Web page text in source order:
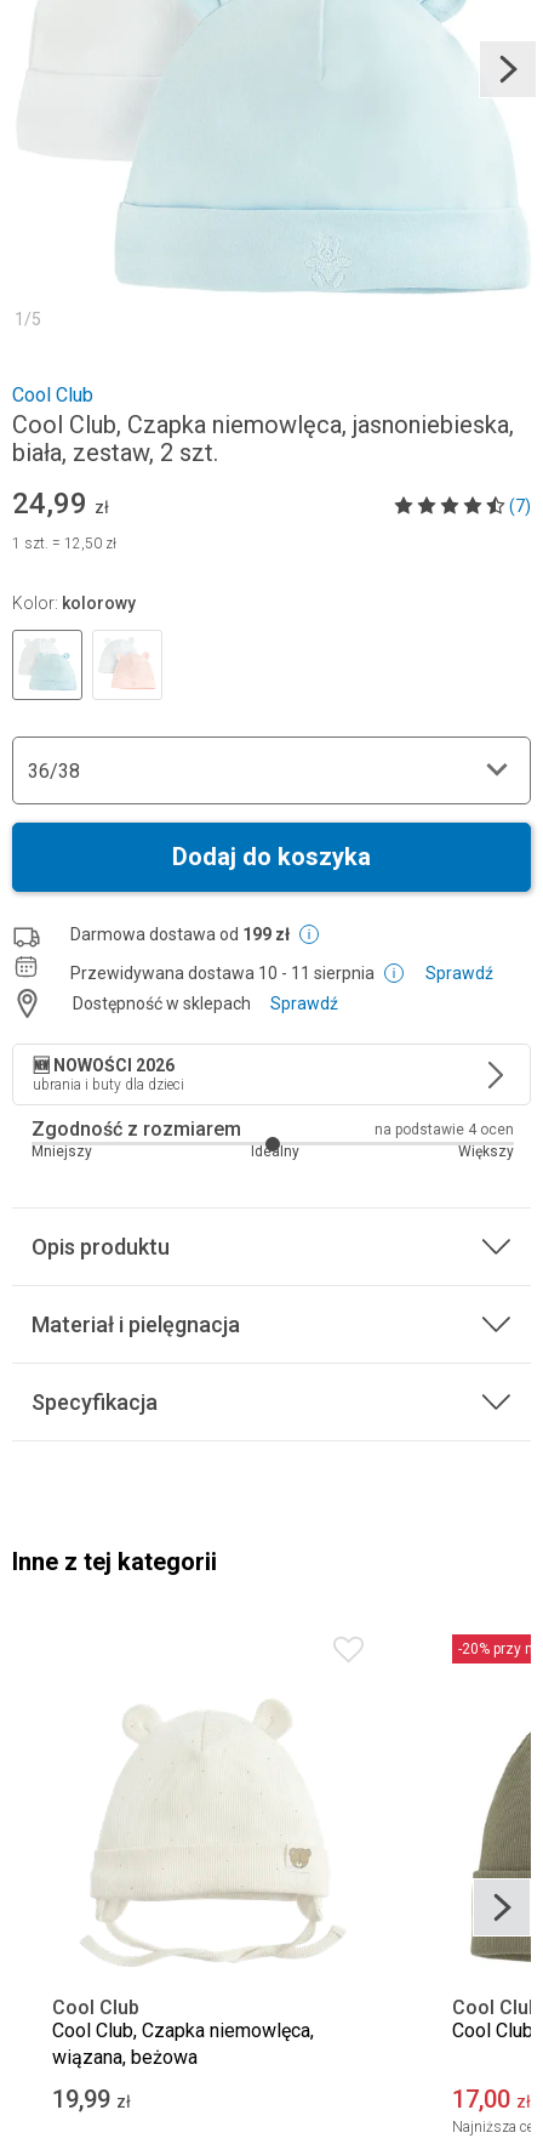
1 /5
Cool Club
Cool Club, Czapka niemowlęca, jasnoniebieska,
biała, zestaw, 2 szt.
24,99 zł (7)
1 szt. = 12,50 zł
Kolor: kolorowy
36/38
Dodaj do koszyka
Darmowa dostawa od 199 zł
Przewidywana dostawa 10 - 11 sierpnia
Sprawdź
Dostępność w sklepach
Sprawdź
🆕 NOWOŚCI 2026
ubrania i buty dla dzieci
Zgodność z rozmiarem
na podstawie 4 ocen
Mniejszy
Idealny Większy
Opis produktu
Materiał i pielęgnacja
Specyfikacja
Inne z tej kategorii
Cool Club
Cool Club, Czapka niemowlęca,
wiązana, beżowa
19,99 zł
-20% przy
Cool Club
Cool Club,
17,00 zł
Najniższa